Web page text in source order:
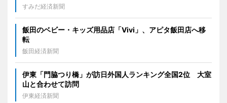
すみだ経済新聞
飯田のベビー・キッズ用品店「Vivi」、アピタ飯田店へ移
転
飯田経済新聞
伊東「門脇つり橋」が訪日外国人ランキング全国2位 大室
山と合わせて訪問
伊東経済新聞